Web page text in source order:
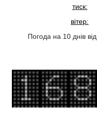
тиск:
вітер:
Погода на 10 днів від